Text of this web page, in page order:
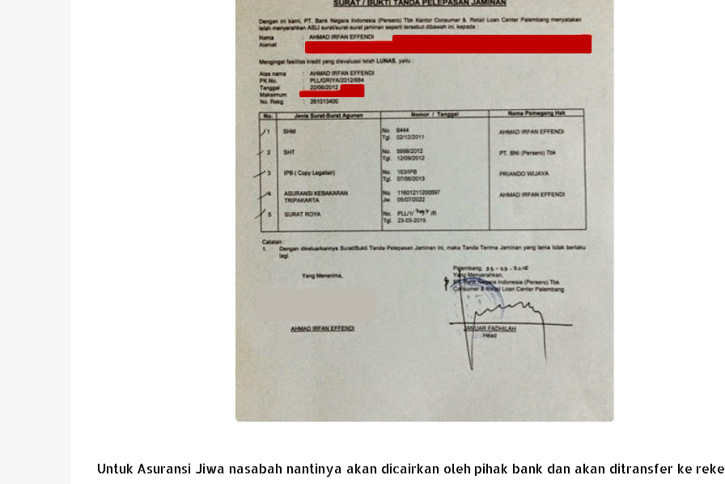
Untuk Asuransi Jiwa nasabah nantinya akan dicairkan oleh pihak bank dan akan ditransfer ke